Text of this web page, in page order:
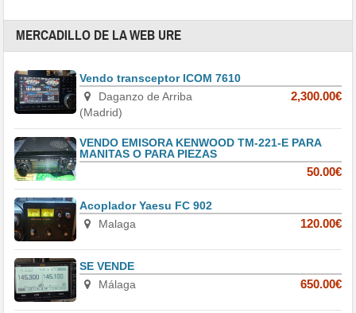
MERCADILLO DE LA WEB URE
Vendo transceptor ICOM 7610
Daganzo de Arriba
(Madrid)
2,300.00€
VENDO EMISORA KENWOOD TM-221-E PARA
MANITAS O PARA PIEZAS
50.00€
Acoplador Yaesu FC 902
Malaga
120.00€
SE VENDE
Málaga
650.00€